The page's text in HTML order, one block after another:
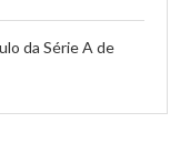
da Série A de